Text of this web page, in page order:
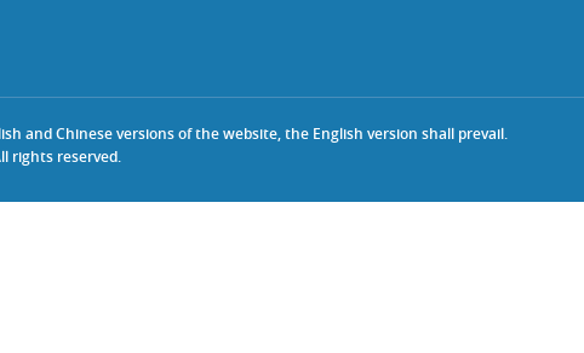
and Chinese versions of the website, the English version shall prevail.
rights reserved.